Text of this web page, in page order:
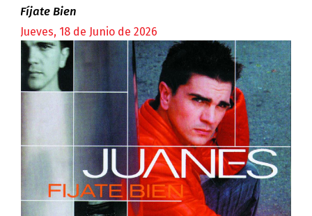
Fíjate Bien
Jueves, 18 de Junio de 2026